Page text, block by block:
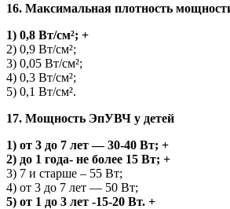
16. Максимальная плотность
1) 0,8 Вт/см²; +
2) 0,9 Вт/см²;
3) 0,05 Вт/см²;
4) 0,3 Вт/см²;
5) 0,1 Вт/см².
17. Мощность ЭпУВЧ у детей
1) от 3 до 7 лет — 30-40 Вт; +
2) до 1 года- не более 15 Вт; +
3) 7 и старше – 55 Вт;
4) от 3 до 7 лет — 50 Вт;
5) от 1 до 3 лет -15-20 Вт. +